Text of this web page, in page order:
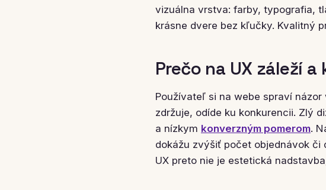
vizuálna vrstva: farby, typografia,
krásne dvere bez kľučky. Kvalitný
Prečo na UX záleží
Používateľ si na webe spraví
zdržuje, odíde ku konkurencii. Zlý
a nízkym konverzným pomerom.
dokážu zvýšiť počet objednávok
UX preto nie je estetická